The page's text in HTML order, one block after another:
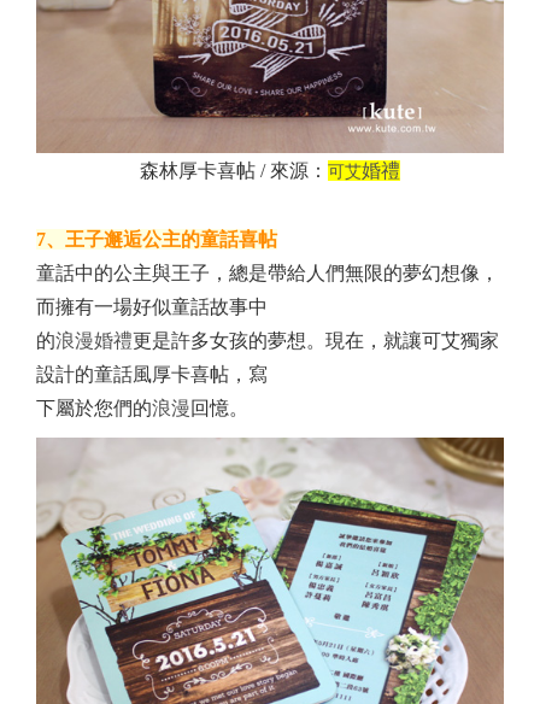
森林厚卡喜帖 / 來源： 可艾婚禮
7、王子邂逅公主的童話喜帖
童話中的公主與王子，總是帶給人們無限的夢幻想像，
而擁有一場好似童話故事中
的浪漫婚禮更是許多女孩的夢想。現在，就讓可艾獨家
設計的童話風厚卡喜帖，寫
下屬於您們的浪漫回憶。